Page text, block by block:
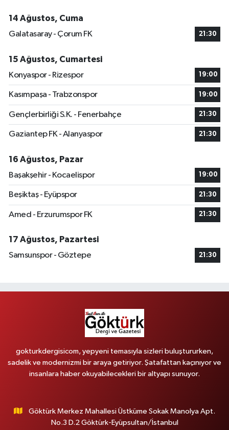
14 Ağustos, Cuma
Galatasaray - Çorum FK
21:30
15 Ağustos, Cumartesi
Konyaspor - Rizespor
19:00
Kasımpaşa - Trabzonspor 19:00
Gençlerbirliği S.K. - Fenerbahçe 21:30
Gaziantep FK - Alanyaspor 21:30
16 Ağustos, Pazar
Başakşehir - Kocaelispor
19:00
Beşiktaş - Eyüpspor 21:30
Amed - Erzurumspor FK 21:30
17 Ağustos, Pazartesi
Samsunspor - Göztepe
21:30
gokturkdergisicom, yepyeni temasıyla sizleri buluştururken,
sadelik ve modernizmi bir araya getiriyor. Şatafattan kaçınıyor ve
insanlara haber okuyabilecekleri bir altyapı sunuyor.
Göktürk Merkez Mahallesi Üstküme Sokak Manolya Apt.
No.3 D.2 Göktürk-Eyüpsultan/İstanbul